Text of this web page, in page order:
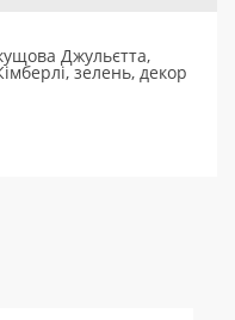
Джульєтта,
зелень, декор